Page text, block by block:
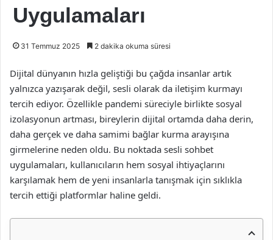
Uygulamaları
31 Temmuz 2025 2 dakika okuma süresi
Dijital dünyanın hızla geliştiği bu çağda insanlar artık
yalnızca yazışarak değil, sesli olarak da iletişim kurmayı
tercih ediyor. Özellikle pandemi süreciyle birlikte sosyal
izolasyonun artması, bireylerin dijital ortamda daha derin,
daha gerçek ve daha samimi bağlar kurma arayışına
girmelerine neden oldu. Bu noktada sesli sohbet
uygulamaları, kullanıcıların hem sosyal ihtiyaçlarını
karşılamak hem de yeni insanlarla tanışmak için sıklıkla
tercih ettiği platformlar haline geldi.